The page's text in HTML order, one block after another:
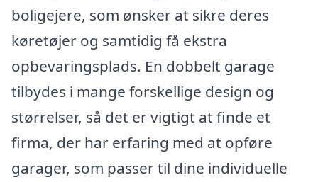
boligejere, som ønsker at sikre deres
køretøjer og samtidig få ekstra
opbevaringsplads. En dobbelt garage
tilbydes i mange forskellige design og
størrelser, så det er vigtigt at finde et
firma, der har erfaring med at opføre
garager, som passer til dine individuelle